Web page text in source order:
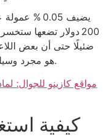
ضئيلًا حتى أن بعض
هو مجرد وسيلة لتحويل الهامش إلى تدفق ثابت للربح.
مواقع كازينو للجوال:
كيفية